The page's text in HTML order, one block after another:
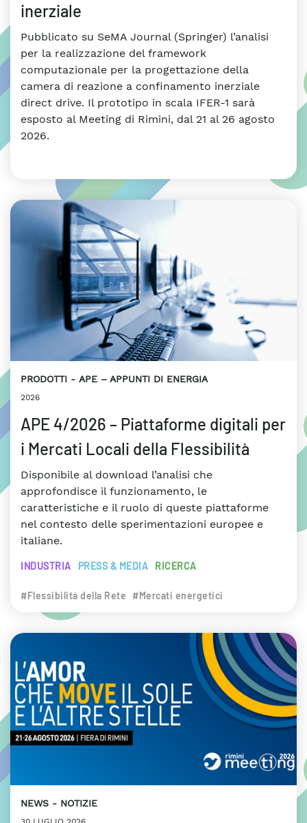
inerziale
Pubblicato su SeMA Journal (Springer) l’analisi
per la realizzazione del framework
computazionale per la progettazione della
camera di reazione a confinamento inerziale
direct drive. Il prototipo in scala IFER-1 sarà
esposto al Meeting di Rimini, dal 21 al 26 agosto
2026.
PRODOTTI APE – APPUNTI DI ENERGIA
2026
APE 4/2026 – Piattaforme digitali per
i Mercati Locali della Flessibilità
Disponibile al download l’analisi che
approfondisce il funzionamento, le
caratteristiche e il ruolo di queste piattaforme
nel contesto delle sperimentazioni europee e
italiane.
INDUSTRIA PRESS & MEDIA RICERCA
#Flessibilità della Rete #Mercati energetici
NEWS NOTIZIE